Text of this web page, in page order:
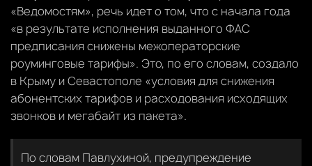
«Ведомостям», речь идет о том, что с начала года
«в результате исполнения выданного ФАС
предписания снижены межоператорские
роуминговые тарифы». Это, по его словам, создало
в Крыму и Севастополе «условия для снижения
абонентских тарифов и расходования исходящих
звонков и мегабайт из пакета».
По словам Павлухиной, предупреждение